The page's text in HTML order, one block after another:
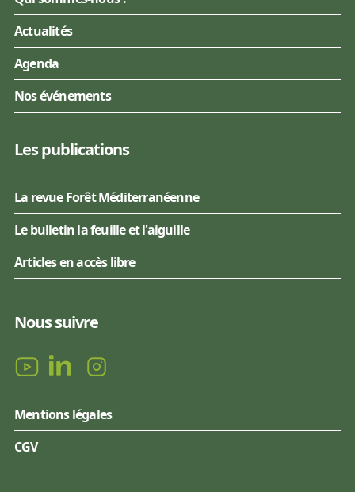
Actualités
Agenda
Nos événements
Les publications
La revue Forêt Méditerranéenne
Le bulletin la feuille et l'aiguille
Articles en accès libre
Nous suivre
Mentions légales
CGV